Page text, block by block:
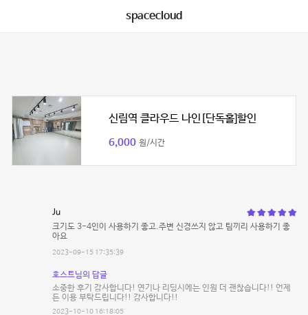
spacecloud
신림역 클라우드 나인[단독홀]할인
6,000 원/시간
Ju
크기도 3-4인이 사용하기 좋고.주변 신경쓰지 않고 팀끼리 사용하기 좋
아요
2023-09-15 17:35:39
호스트님의 답글
소중한 후기 감사합니다! 연기나 리딩시에는 인원 더 괜찮습니다!! 언제
든 이용 부탁드립니다!! 감사합니다!!
2023-10-10 16:18:05